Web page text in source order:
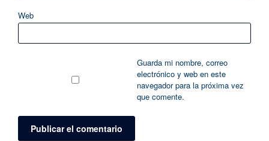
Web
Guarda mi nombre, correo
electrónico y web en este
navegador para la próxima vez
que comente.